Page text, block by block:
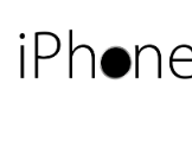
contenuto